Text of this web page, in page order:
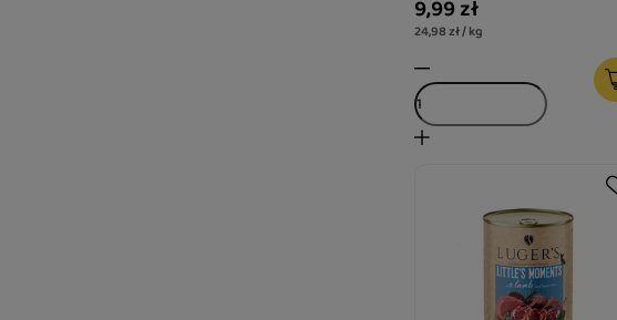
9,99 zł
24,98 zł / kg